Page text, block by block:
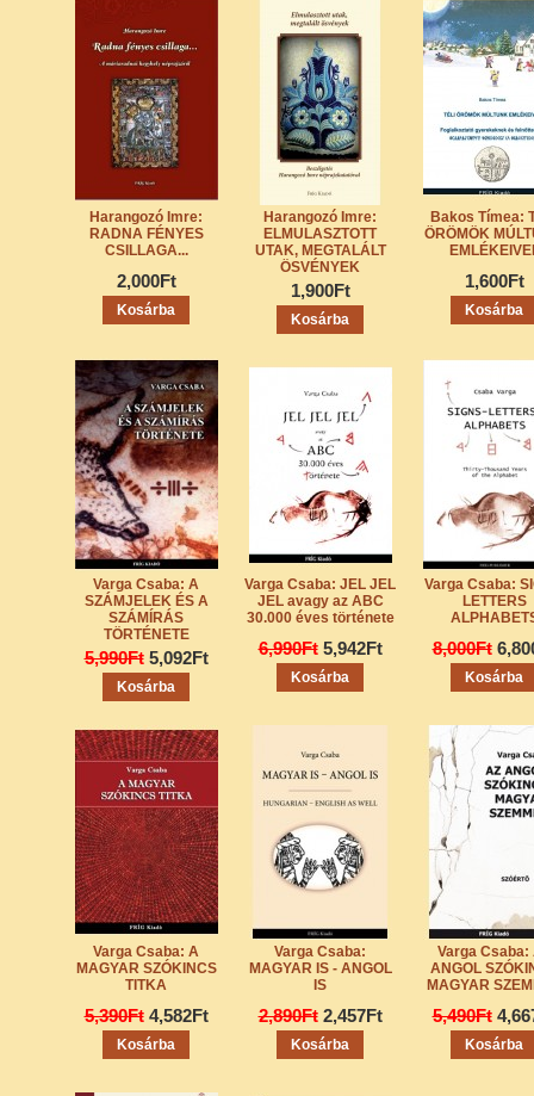
Harangozó Imre:
RADNA FÉNYES
CSILLAGA...
2,000Ft
Harangozó Imre:
ELMULASZTOTT
UTAK, MEGTALÁLT
ÖSVÉNYEK
1,900Ft
Bakos Tímea:
ÖRÖMÖK
1,600Ft
Varga Csaba: A
SZÁMJELEK ÉS A
SZÁMÍRÁS
TÖRTÉNETE
5,990Ft 5,092Ft
Varga Csaba: JEL JEL
JEL avagy az ABC
30.000 éves története
6,990Ft 5,942Ft
Varga Csaba:
LETTERS
8,000Ft
Varga Csaba: A
MAGYAR SZÓKINCS
TITKA
5,390Ft 4,582Ft
Varga Csaba:
MAGYAR IS - ANGOL
IS
2,890Ft 2,457Ft
Varga Csaba:
ANGOL
MAGYAR
5,490Ft